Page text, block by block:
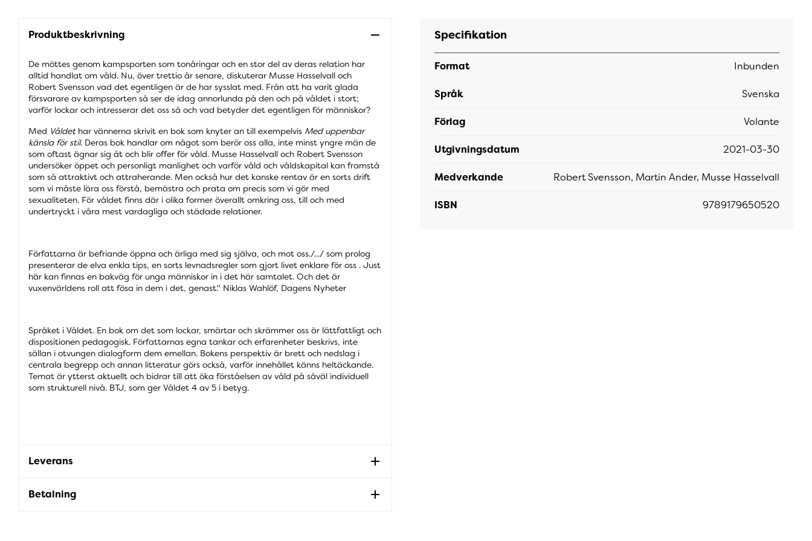
Produktbeskrivning
De möttes genom kampsporten som tonåringar och en stor del av deras relation har
alltid handlat om våld. Nu, över trettio år senare, diskuterar Musse Hasselvall och
Robert Svensson vad det egentligen är de har sysslat med. Från att ha varit glada
försvarare av kampsporten så ser de idag annorlunda på den och på våldet i stort;
varför lockar och intresserar det oss så och vad betyder det egentligen för människor?
Med Våldethar vännerna skrivit en bok som knyter an till exempelvis Med uppenbar
känsla för stil. Deras bok handlar om något som berör oss alla, inte minst yngre män de
som oftast ägnar sig åt och blir offer för våld. Musse Hasselvall och Robert Svensson
undersöker öppet och personligt manlighet och varför våld och våldskapital kan framstå
som så attraktivt och attraherande. Men också hur det kanske rentav är en sorts drift
som vi måste lära oss förstå, bemästra och prata om precis som vi gör med
sexualiteten. För våldet finns där i olika former överallt omkring oss, till och med
undertryckt i våra mest vardagliga och städade relationer.
Författarna är befriande öppna och ärliga med sig själva, och mot oss./.../ som prolog
presenterar de elva enkla tips, en sorts levnadsregler som gjort livet enklare för oss . Just
här kan finnas en bakväg för unga människor in i det här samtalet. Och det är
vuxenvärldens roll att fösa in dem i det, genast." Niklas Wahlöf, Dagens Nyheter
Språket i Våldet. En bok om det som lockar, smärtar och skrämmer oss är lättfattligt och
dispositionen pedagogisk. Författarnas egna tankar och erfarenheter beskrivs, inte
sällan i otvungen dialogform dem emellan. Bokens perspektiv är brett och nedslag i
centrala begrepp och annan litteratur görs också, varför innehållet känns heltäckande.
Temat är ytterst aktuellt och bidrar till att öka förståelsen av våld på såväl individuell
som strukturell nivå. BTJ, som ger Våldet 4 av 5 i betyg.
Leverans
Betalning
Specifikation
Format Inbunden
Språk Svenska
Förlag Volante
Utgivningsdatum 2021-03-30
Medverkande Robert Svensson, Martin Ander, Musse Hasselvall
ISBN 9789179650520